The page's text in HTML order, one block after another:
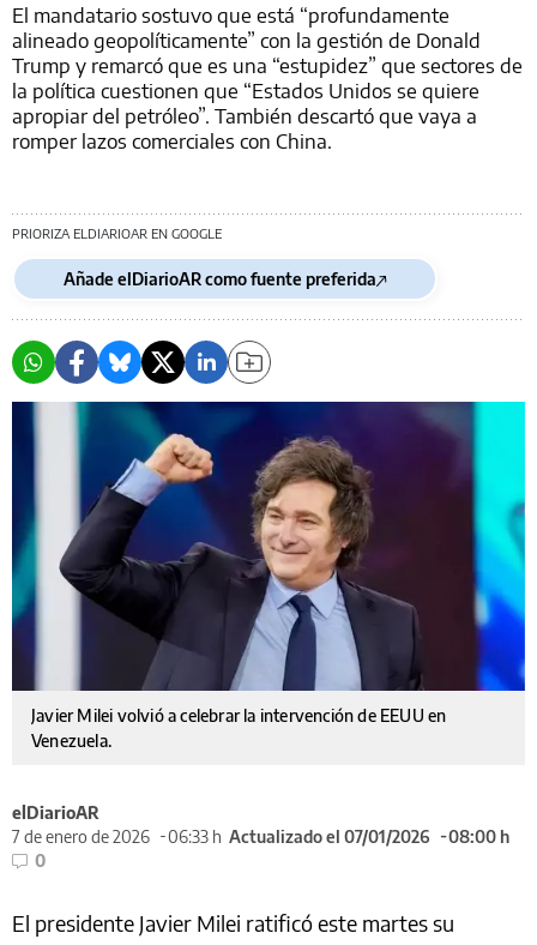
El mandatario sostuvo que está “profundamente
alineado geopolíticamente” con la gestión de Donald
Trump y remarcó que es una “estupidez” que sectores de
la política cuestionen que “Estados Unidos se quiere
apropiar del petróleo”. También descartó que vaya a
romper lazos comerciales con China.
PRIORIZA ELDIARIOAR EN GOOGLE
Añade elDiarioAR como fuente preferida
Javier Milei volvió a celebrar la intervención de EEUU en
Venezuela.
elDiarioAR
7 de enero de 2026
06:33 h Actualizado el 07/01/2026
08:00 h
0
El presidente Javier Milei ratificó este martes su